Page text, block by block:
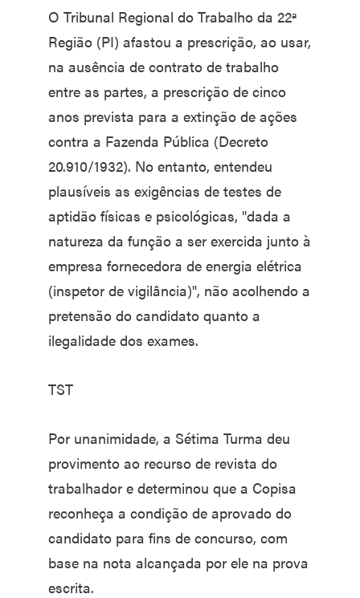
O Tribunal Regional do Trabalho da 22ª
Região (PI) afastou a prescrição, ao usar,
na ausência de contrato de trabalho
entre as partes, a prescrição de cinco
anos prevista para a extinção de ações
contra a Fazenda Pública (Decreto
20.910/1932). No entanto, entendeu
plausíveis as exigências de testes de
aptidão físicas e psicológicas, "dada a
natureza da função a ser exercida junto à
empresa fornecedora de energia elétrica
(inspetor de vigilância)", não acolhendo a
pretensão do candidato quanto a
ilegalidade dos exames.
TST
Por unanimidade, a Sétima Turma deu
provimento ao recurso de revista do
trabalhador e determinou que a Copisa
reconheça a condição de aprovado do
candidato para fins de concurso, com
base na nota alcançada por ele na prova
escrita.